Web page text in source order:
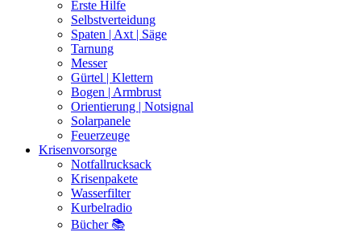
Erste Hilfe
Selbstverteidung
Spaten | Axt | Säge
Tarnung
Messer
Gürtel | Klettern
Bogen | Armbrust
Orientierung | Notsignal
Solarpanele
Feuerzeuge
Krisenvorsorge
Notfallrucksack
Krisenpakete
Wasserfilter
Kurbelradio
Bücher 📚